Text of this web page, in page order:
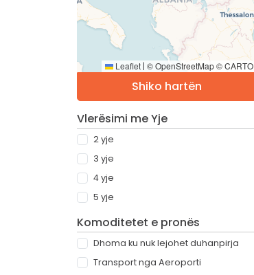
Leaflet | © OpenStreetMap © CARTO
Shiko hartën
Vlerësimi me Yje
2 yje
3 yje
4 yje
5 yje
Komoditetet e pronës
Dhoma ku nuk lejohet duhanpirja
Transport nga Aeroporti